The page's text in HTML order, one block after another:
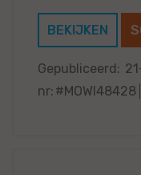
BEKIJKEN
Gepubliceerd:
nr: #MOWI48428